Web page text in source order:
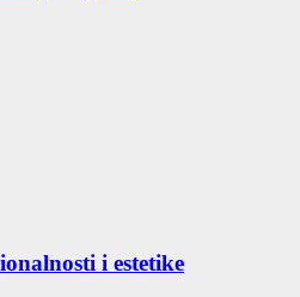
i estetike